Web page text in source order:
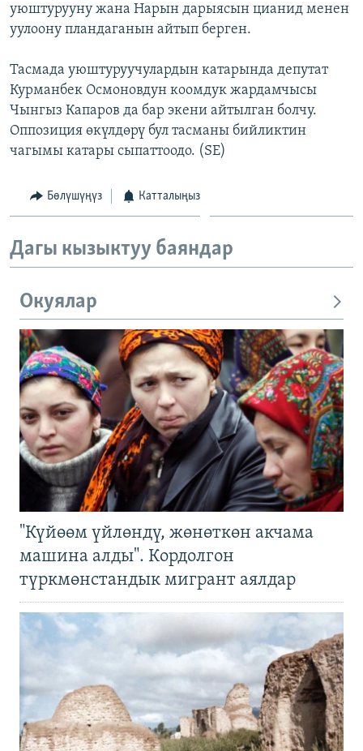
уюштурууну жана Нарын дарыясын цианид менен
уулоону пландаганын айтып берген.
Тасмада уюштуруучулардын катарында депутат
Курманбек Осмоновдун коомдук жардамчысы
Чынгыз Капаров да бар экени айтылган болчу.
Оппозиция өкүлдөрү бул тасманы бийликтин
чагымы катары сыпаттоодо. (SE)
Бөлүшүңүз Катталыңыз
Дагы кызыктуу баяндар
Окуялар
"Күйөөм үйлөндү, жөнөткөн акчама
машина алды". Кордолгон
түркмөнстандык мигрант аялдар